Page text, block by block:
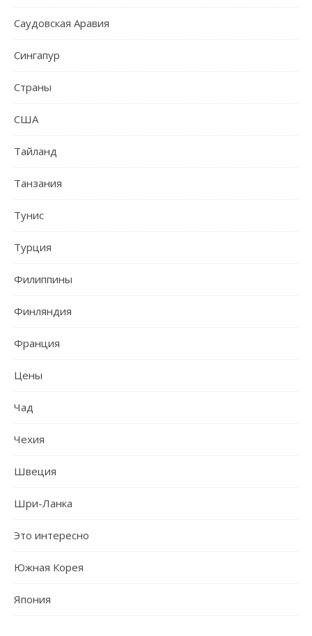
Саудовская Аравия
Сингапур
Страны
США
Тайланд
Танзания
Тунис
Турция
Филиппины
Финляндия
Франция
Цены
Чад
Чехия
Швеция
Шри-Ланка
Это интересно
Южная Корея
Япония